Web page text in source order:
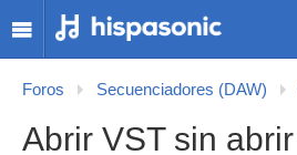
Foros Secuenciadores (DAW)
Abrir VST sin